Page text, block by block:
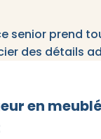
senior prend
des détails
en